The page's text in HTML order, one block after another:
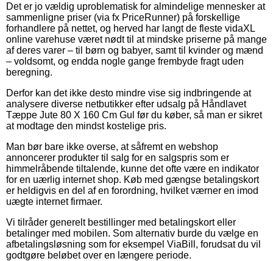
Det er jo vældig uproblematisk for almindelige mennesker at
sammenligne priser (via fx PriceRunner) på forskellige
forhandlere på nettet, og herved har langt de fleste vidaXL
online varehuse været nødt til at mindske priserne på mange
af deres varer – til børn og babyer, samt til kvinder og mænd
– voldsomt, og endda nogle gange frembyde fragt uden
beregning.
Derfor kan det ikke desto mindre vise sig indbringende at
analysere diverse netbutikker efter udsalg på Håndlavet
Tæppe Jute 80 X 160 Cm Gul før du køber, så man er sikret
at modtage den mindst kostelige pris.
Man bør bare ikke overse, at såfremt en webshop
annoncerer produkter til salg for en salgspris som er
himmelråbende tiltalende, kunne det ofte være en indikator
for en uærlig internet shop. Køb med gængse betalingskort
er heldigvis en del af en forordning, hvilket værner en imod
uægte internet firmaer.
Vi tilråder generelt bestillinger med betalingskort eller
betalinger med mobilen. Som alternativ burde du vælge en
afbetalingsløsning som for eksempel ViaBill, forudsat du vil
godtgøre beløbet over en længere periode.